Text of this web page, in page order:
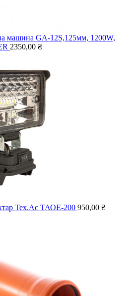
машина GA-12S,125мм, 1200W,
2350,00 ₴
Тех.Ас ТАОЕ-200 950,00 ₴